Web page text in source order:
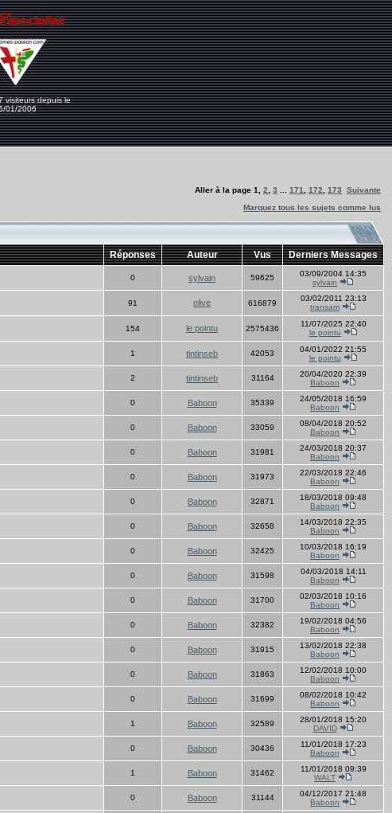
visiteurs depuis le
01/2006
Aller à la page 1 2 3 171 172 173 Suivante
Marquez tous les sujets comme lus
Réponses Auteur Vus Derniers Messages
0 sylvain 59625
03/09/2004 14:35
sylvain
91 olive 616879
03/02/2011 23:13
transam
154 le pointu 2575436
11/07/2025 22:40
le pointu
1 tintinseb 42053
04/01/2022 21:55
le pointu
2 tintinseb 31164
20/04/2020 22:39
Baboon
0 Baboon 35339
24/05/2018 16:59
Baboon
0 Baboon 33059
08/04/2018 20:52
Baboon
0 Baboon 31981
24/03/2018 20:37
Baboon
0 Baboon 31973
22/03/2018 22:46
Baboon
0 Baboon 32871
18/03/2018 09:48
Baboon
0 Baboon 32658
14/03/2018 22:35
Baboon
0 Baboon 32425
10/03/2018 16:19
Baboon
0 Baboon 31598
04/03/2018 14:11
Baboon
0 Baboon 31700
02/03/2018 10:16
Baboon
0 Baboon 32382
19/02/2018 04:56
Baboon
0 Baboon 31915
13/02/2018 22:38
Baboon
0 Baboon 31863
12/02/2018 10:00
Baboon
0 Baboon 31699
08/02/2018 10:42
Baboon
1 Baboon 32589
28/01/2018 15:20
DAVID
0 Baboon 30436
11/01/2018 17:23
Baboon
1 Baboon 31462
11/01/2018 09:39
WALT
0 Baboon 31144
04/12/2017 21:48
Baboon